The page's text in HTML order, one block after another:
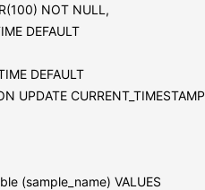
NOT NULL,
DEFAULT
DEFAULT
UPDATE CURRENT_TIMESTAMP
(sample_name) VALUES